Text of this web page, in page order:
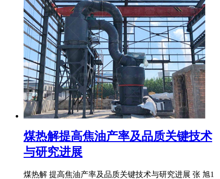
煤热解提高焦油产率及品质关键技术
与研究进展
煤热解 提高焦油产率及品质关键技术与研究进展 张 旭1